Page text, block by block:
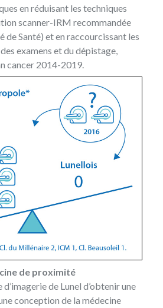
en réduisant les techniques
scanner-IRM recommandée
Santé) et en raccourcissant les
examens et du dépistage,
cancer 2014-2019.
de proximité
de Lunel d’obtenir une
conception de la médecine